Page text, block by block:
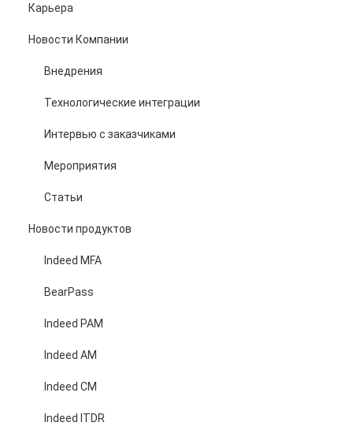
Карьера
Новости Компании
Внедрения
Технологические интеграции
Интервью с заказчиками
Мероприятия
Статьи
Новости продуктов
Indeed MFA
BearPass
Indeed PAM
Indeed AM
Indeed CM
Indeed ITDR